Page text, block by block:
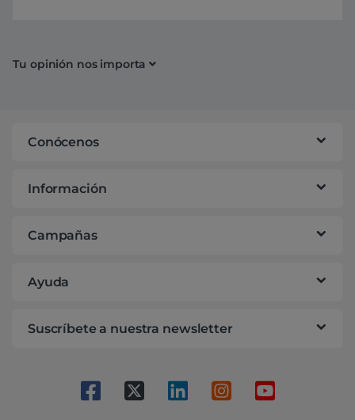
Tu opinión nos importa
Conócenos
Información
Campañas
Ayuda
Suscríbete a nuestra newsletter